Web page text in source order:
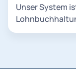
Unser System
Informationen